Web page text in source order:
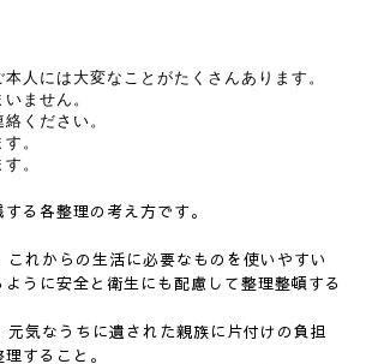
人には大変なことがたくさんあります 。
ません。
ください。
。
。
る各整理の考え方です。
れからの生活に必要なものを使いやすい
うに安全と衛生にも配慮して整理整頓する
気なうちに遺された親族に片付けの負担
すること。